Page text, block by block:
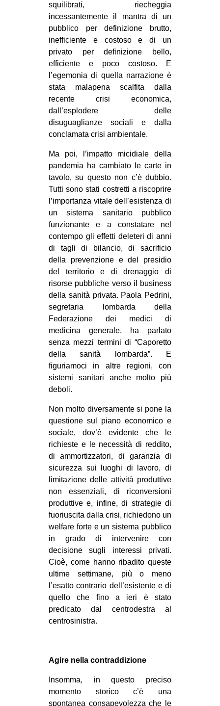
squilibrati, riecheggia
incessantemente il mantra di un
pubblico per definizione brutto,
inefficiente e costoso e di un
privato per definizione bello,
efficiente e poco costoso. E
l’egemonia di quella narrazione è
stata malapena scalfita dalla
recente crisi economica,
dall’esplodere delle
disuguaglianze sociali e dalla
conclamata crisi ambientale.
Ma poi, l’impatto micidiale della
pandemia ha cambiato le carte in
tavolo, su questo non c’è dubbio.
Tutti sono stati costretti a riscoprire
l’importanza vitale dell’esistenza di
un sistema sanitario pubblico
funzionante e a constatare nel
contempo gli effetti deleteri di anni
di tagli di bilancio, di sacrificio
della prevenzione e del presidio
del territorio e di drenaggio di
risorse pubbliche verso il business
della sanità privata. Paola Pedrini,
segretaria lombarda della
Federazione dei medici di
medicina generale, ha parlato
senza mezzi termini di “Caporetto
della sanità lombarda”. E
figuriamoci in altre regioni, con
sistemi sanitari anche molto più
deboli.
Non molto diversamente si pone la
questione sul piano economico e
sociale, dov’è evidente che le
richieste e le necessità di reddito,
di ammortizzatori, di garanzia di
sicurezza sui luoghi di lavoro, di
limitazione delle attività produttive
non essenziali, di riconversioni
produttive e, infine, di strategie di
fuoriuscita dalla crisi, richiedono un
welfare forte e un sistema pubblico
in grado di intervenire con
decisione sugli interessi privati.
Cioè, come hanno ribadito queste
ultime settimane, più o meno
l’esatto contrario dell’esistente e di
quello che fino a ieri è stato
predicato dal centrodestra al
centrosinistra.
Agire nella contraddizione
Insomma, in questo preciso
momento storico c’è una
spontanea consapevolezza che le